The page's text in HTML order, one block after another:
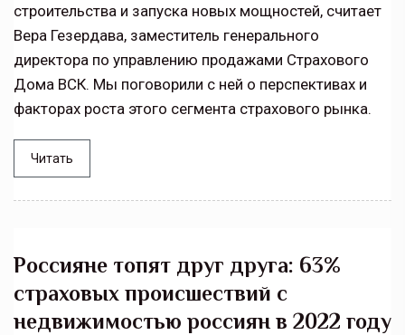
строительства и запуска новых мощностей, считает
Вера Гезердава, заместитель генерального
директора по управлению продажами Страхового
Дома ВСК. Мы поговорили с ней о перспективах и
факторах роста этого сегмента страхового рынка.
Читать
Россияне топят друг друга: 63%
страховых происшествий с
недвижимостью россиян в 2022 году